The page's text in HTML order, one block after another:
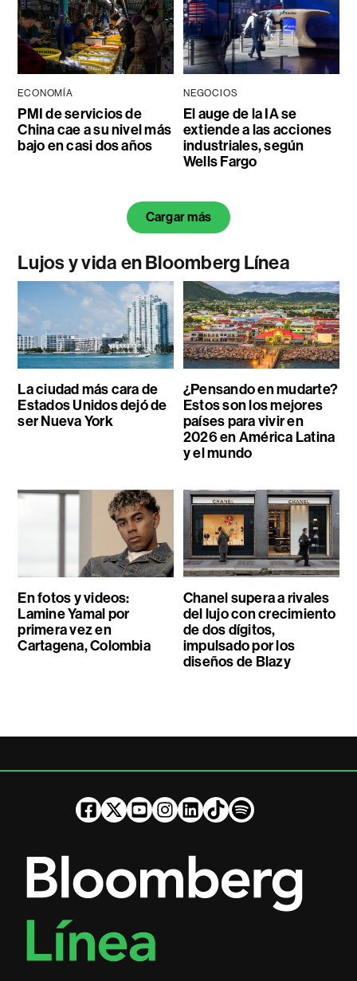
ECONOMÍA
PMI de servicios de
China cae a su nivel más
bajo en casi dos años
NEGOCIOS
El auge de la IA se
extiende a las acciones
industriales, según
Wells Fargo
Cargar más
Lujos y vida en Bloomberg Línea
La ciudad más cara de
Estados Unidos dejó de
ser Nueva York
¿Pensando en mudarte?
Estos son los mejores
países para vivir en
2026 en América Latina
y el mundo
En fotos y videos:
Lamine Yamal por
primera vez en
Cartagena, Colombia
Chanel supera a rivales
del lujo con crecimiento
de dos dígitos,
impulsado por los
diseños de Blazy